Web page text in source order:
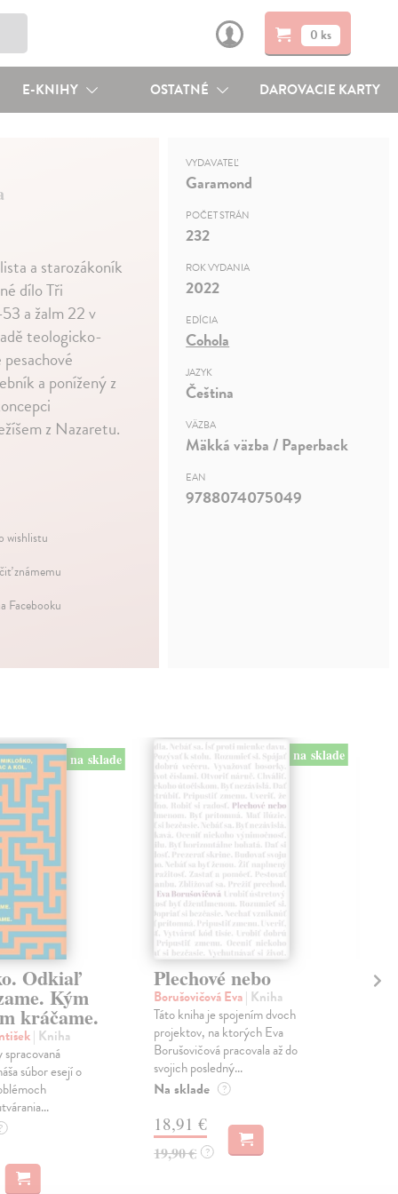
0 ks
E-KNIHY OSTATNÉ DAROVACIE KARTY
a starozákoník
dílo Tři
a žalm 22 v
teologicko-
a ponížený z
z Nazaretu.
wishlistu
známemu
Facebooku
VYDAVATEĽ
Garamond
POČET STRÁN
232
ROK VYDANIA
2022
EDÍCIA
Cohola
JAZYK
Čeština
VÄZBA
Mäkká väzba / Paperback
EAN
9788074075049
na sklade
Odkiaľ
Kým
kráčame.
| Kniha
súbor esejí o
na sklade
Plechové nebo
Borušovičová Eva| Kniha
Táto kniha je spojením dvoch
projektov, na ktorých Eva
Borušovičová pracovala až do
svojich posledný...
Na sklade ?
18,91 €
19,90 € ?